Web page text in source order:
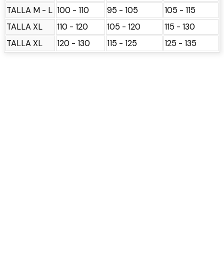
TALLA M - L 100 - 110 95 - 105
105 - 115
TALLA XL
110 - 120 105 - 120
115 - 130
TALLA XL
120 - 130 115 - 125 125 - 135